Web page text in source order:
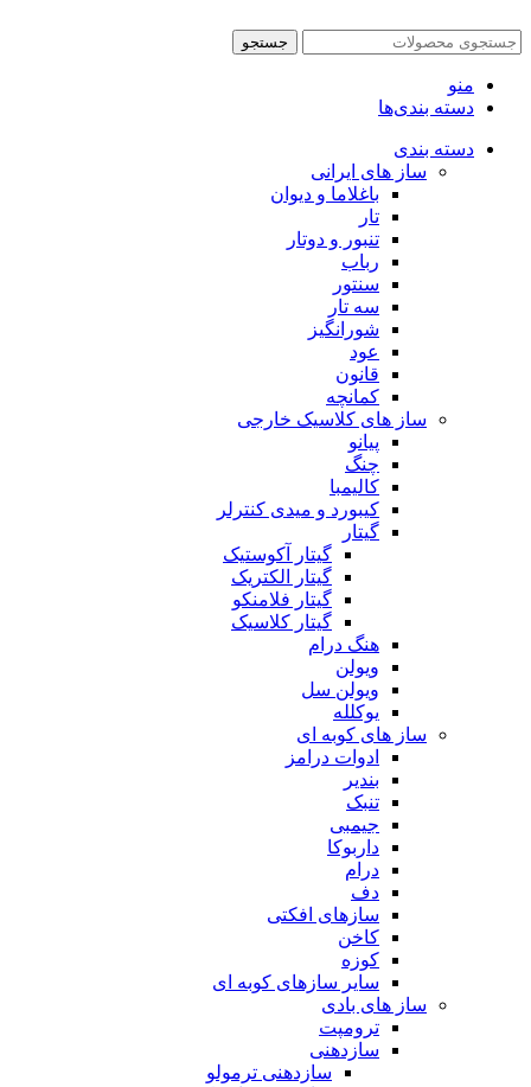
جستجو
منو
دسته بندی‌ها
دسته بندی
ساز های ایرانی
باغلاما و دیوان
تار
تنبور و دوتار
رباب
سنتور
سه تار
شورانگیز
عود
قانون
کمانچه
ساز های کلاسیک خارجی
پیانو
چنگ
کالیمبا
کیبورد و میدی کنترلر
گیتار
گیتار آکوستیک
گیتار الکتریک
گیتار فلامنکو
گیتار کلاسیک
هنگ درام
ویولن
ویولن سل
یوکلله
ساز های کوبه ای
ادوات درامز
بندیر
تنبک
جیمبی
داربوکا
درام
دف
سازهای افکتی
کاخن
کوزه
سایر سازهای کوبه ای
ساز های بادی
ترومپت
سازدهنی
سازدهنی ترمولو